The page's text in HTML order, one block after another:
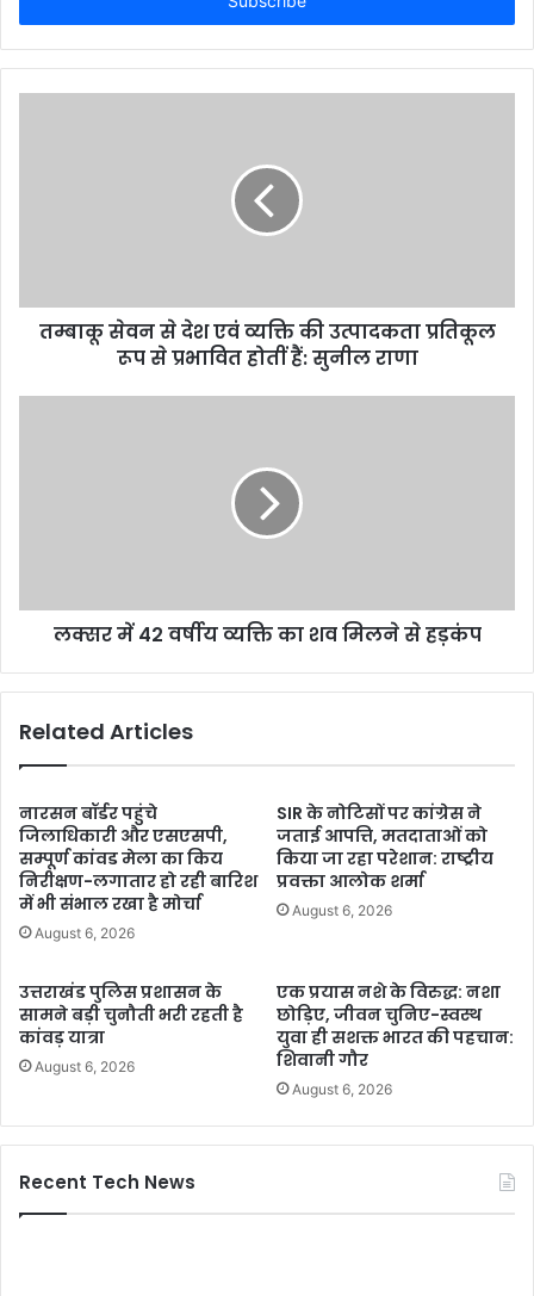
तम्बाकू सेवन से देश एवं व्यक्ति की उत्पादकता प्रतिकूल
रूप से प्रभावित होतीं हैं: सुनील राणा
लक्सर में 42 वर्षीय व्यक्ति का शव मिलने से हड़कंप
Related Articles
नारसन बॉर्डर पहुंचे
जिलाधिकारी और एसएसपी,
सम्पूर्ण कांवड मेला का किय
निरीक्षण-लगातार हो रही बारिश
में भी संभाल रखा है मोर्चा
August 6, 2026
SIR के नोटिसों पर कांग्रेस ने
जताई आपत्ति, मतदाताओं को
किया जा रहा परेशान: राष्ट्रीय
प्रवक्ता आलोक शर्मा
August 6, 2026
उत्तराखंड पुलिस प्रशासन के
सामने बड़ी चुनौती भरी रहती है
कांवड़ यात्रा
August 6, 2026
एक प्रयास नशे के विरुद्ध: नशा
छोड़िए, जीवन चुनिए-स्वस्थ
युवा ही सशक्त भारत की पहचान:
शिवानी गौर
August 6, 2026
Recent Tech News